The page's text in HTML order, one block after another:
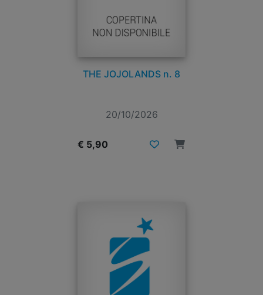
THE JOJOLANDS n. 8
20/10/2026
€ 5,90